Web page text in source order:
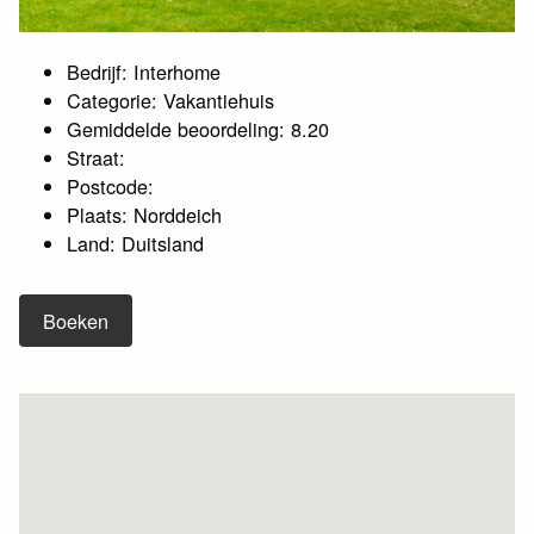
Bedrijf: Interhome
Categorie: Vakantiehuis
Gemiddelde beoordeling: 8.20
Straat:
Postcode:
Plaats: Norddeich
Land: Duitsland
Boeken